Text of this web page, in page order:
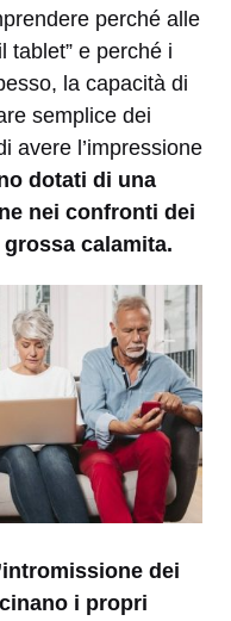
perché alle
tablet” e perché i
la capacità di
semplice dei
avere l’impressione
dotati di una
nei confronti dei
calamita.
dei
i propri